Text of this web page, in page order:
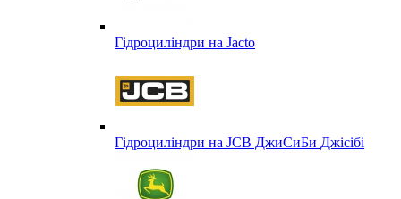
Гідроциліндри на Jacto
Гідроциліндри на JCB ДжиСиБи Джісібі